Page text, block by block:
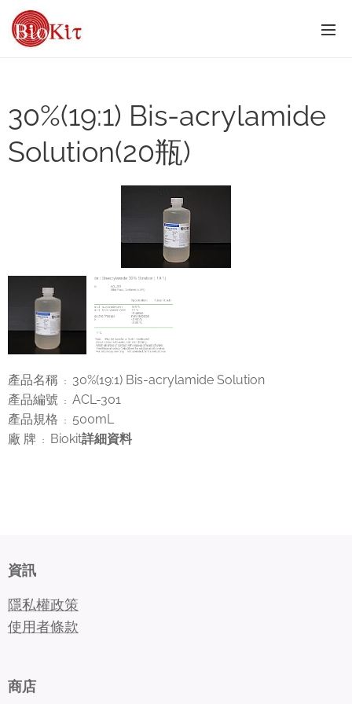
30%(19:1) Bis-acrylamide
Solution(20瓶)
產品名稱 ：
30%(19:1) Bis-acrylamide Solution
產品編號
：
ACL-301
產品規格
：
500mL
廠 牌
： Biokit詳細資料
資訊
隱私權政策
使用者條款
商店